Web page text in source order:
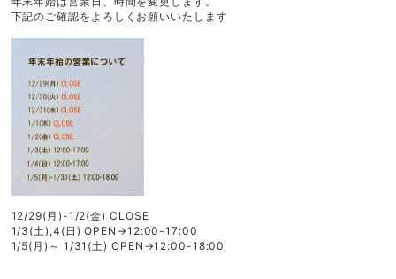
下記のご確認をよろしくお願いいたします
12/29(月)-1/2(金) CLOSE
1/3(土),4(日) OPEN→12:00-17:00
1/5(月)～ 1/31(土) OPEN→12:00-18:00